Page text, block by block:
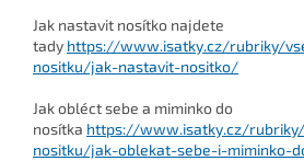
Jak nastavit nosítko najdete
tady https://www.isatky.cz/rubriky/
nositku/jak-nastavit-nositko/
Jak obléct sebe a miminko do
nosítka https://www.isatky.cz/
nositku/jak-oblekat-sebe-i-miminko-